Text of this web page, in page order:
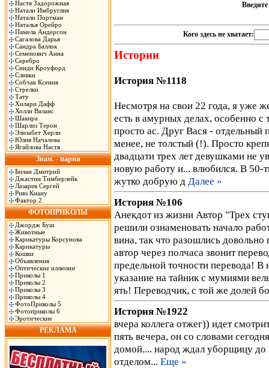
Настя Задорожная
Натали Имбруглия
Натали Портман
Наталья Орейро
Памела Андерсон
Сагалова Дарья
Сандра Баллок
Семенович Анна
Серебро
Синди Кроуфорд
Сливки
Собчак Ксения
Стрелки
Тату
Хилари Дафф
Холли Валанс
Шакира
Шарлиз Терон
Элизабет Херли
Юлия Началова
Ягайлова Настя
Знам. - парни
Билан Дмитрий
Джастин Тимберлейк
Лазарев Сергей
Ривз Киану
Фактор 2
ФОТОПРИКОЛЫ
Джордж Буш
Животные
Карикатуры Корсунова
Карикатуры
Кошки
Объявления
Оптические иллюзии
Приколы 1
Приколы 2
Приколы 3
Приколы 4
ФотоПриколы 5
Фотоприколы 6
Эротические
РЕКЛАМА
Кого здесь не хватает:
Истории
История №1118
Несмотря на свои 22 года, я уже
есть в амурных делах, особенно с
просто ас. Друг Вася - отдельный
менее, не толстый (!). Просто
двадцати трех лет девушками не
новую работу и... влюбился. В 50-
жутко добрую д Далее »
История №106
Анекдот из жизни Автор "Трех
решили ознаменовать начало
вина, так что разошлись
автор через полчаса звонит
предельной точности перевода! В
указание на тайник с мумиями
ять! Переводчик, с той же долей
История №1922
вчера коллега отжег)) идет
пять вечера, он со словами
домой.... народ ждал уборщицу до
отделом... Еще »